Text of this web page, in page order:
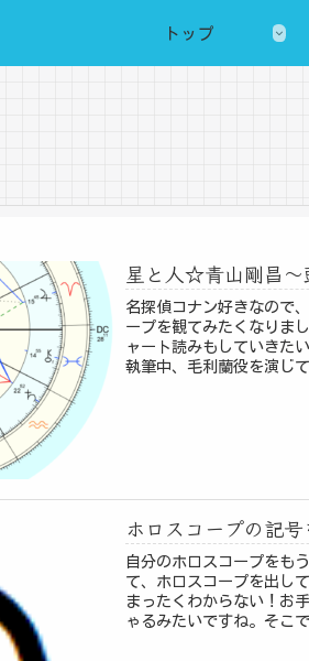
トップ
星と人☆青山剛昌～
名探偵コナン好きなので
ープを観てみたくなりま
ャート読みもしていきた
執筆中、毛利蘭役を演じ
ホロスコープの記号
自分のホロスコープをも
て、ホロスコープを出し
まったくわからない！お
ゃるみたいですね。そこ